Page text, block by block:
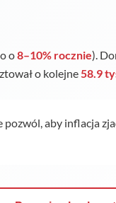
o8–10% rocznie).
o kolejne58.9
aby inflacja